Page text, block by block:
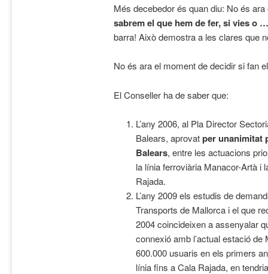
Més decebedor és quan diu: No és
sabrem el que hem de fer, si vies o
barra! Això demostra a les clares que
No és ara el moment de decidir si fan
El Conseller ha de saber que:
L’any 2006, al Pla Director
Balears, aprovatper unanimitat
Balears, entre les actuacions
la línia ferroviària Manacor-Artà i
Rajada.
L’any 2009 els estudis de
Transports de Mallorca i el que
2004 coincideixen a assenyalar
connexió amb l’actual estació
600.000 usuaris en els primers
línia fins a Cala Rajada, en